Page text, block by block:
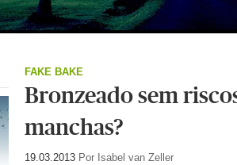
FAKE BAKE
Bronzeado sem
manchas?
19.03.2013 Por Isabel van Zeller